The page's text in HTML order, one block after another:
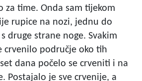
za time. Onda sam tijekom
rupice na nozi, jednu do
druge strane noge. Svakim
crvenilo područje oko tih
dana počelo se crveniti i na
Postajalo je sve crvenije, a